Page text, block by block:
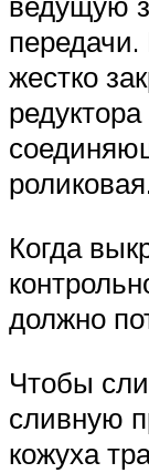
жестко
Когда
должно
Чтобы
сливную
кожуха